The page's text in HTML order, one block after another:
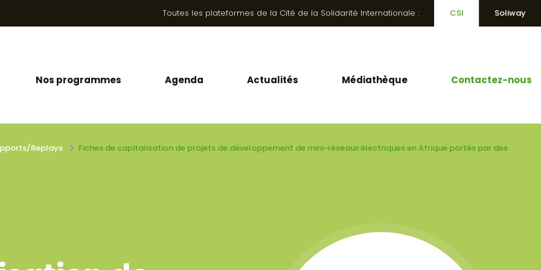
Toutes les plateformes de la Cité de la Solidarité Internationale : CSI Soliway
Nos programmes Agenda Actualités Médiathèque Contactez-nous
Replays Fiches de capitalisation de projets de développement de mini-réseaux électriques en Afrique portés par des